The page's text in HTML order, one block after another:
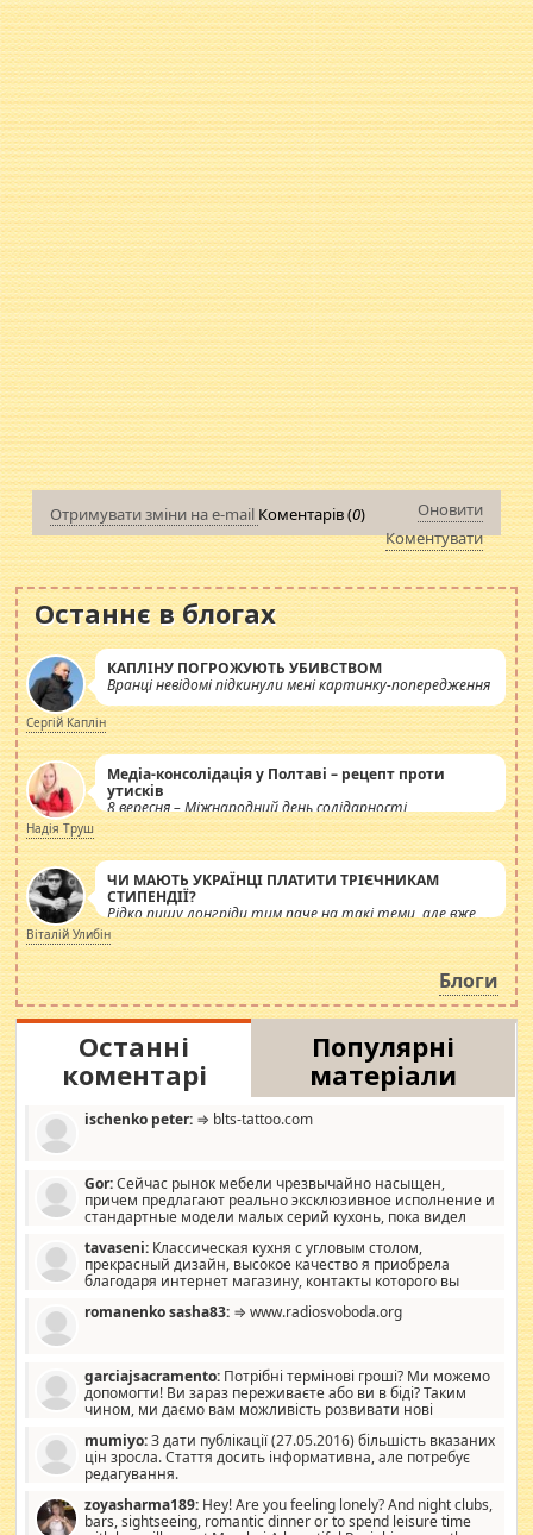
Отримувати зміни на e-mail Коментарів (0)
Оновити
Коментувати
Останнє в блогах
КАПЛІНУ ПОГРОЖУЮТЬ УБИВСТВОМ
Вранці невідомі підкинули мені картинку-попередження
Сергій Каплін
Медіа-консолідація у Полтаві – рецепт проти
утисків
8 вересня – Міжнародний день солідарності
журналістів.
Надія Труш
ЧИ МАЮТЬ УКРАЇНЦІ ПЛАТИТИ ТРІЄЧНИКАМ
СТИПЕНДІЇ?
Рідко пишу лонгріди тим паче на такі теми, але вже
просто дістало! Обурюють сьогоднішні інсенуації
навколо стипендіального питання. Штучно
роздувається ще одна соціальна катастрофа.
Віталій Улибін
Блоги
Останні
коментарі
Популярні
матеріали
ischenko peter: ⇒ blts-tattoo.com
Gor:Сейчас рынок мебели чрезвычайно насыщен,
причем предлагают реально эксклюзивное исполнение и
стандартные модели малых серий кухонь, пока видел
стандартные формы, в MebelOk, креативненько и что главное -
со вкусом все в порядке, без ненужных наворотов удорожающих
мебель, а это не последний фактор.
tavaseni: Классическая кухня с угловым столом,
прекрасный дизайн, высокое качество я приобрела
благодаря интернет магазину, контакты которого вы
romanenko sasha83: ⇒ www.radiosvoboda.org
garciajsacramento: Потрібні термінові гроші? Ми можемо
допомогти! Ви зараз переживаєте або ви в біді? Таким
чином, ми даємо вам можливість розвивати нові
допомагати людям, які намагаються дати їм шанс. Кожен
заслуговує на другий шанс, і, оскільки влада не зможе, вони
повинні приймати від інших. Для нас нема багато суми, і зрілість
витрат, а тільки узгоджених сум і нічого іншого. Не чекайте і не
коментуйте цей пост. Введіть суму, яку ви хочете подати, і ми
mumiyo:З дати публікації (27.05.2016) більшість вказаних
цін зросла. Стаття досить інформативна, але потребує
редагування.
zoyasharma189: Hey! Are you feeling lonely? And night clubs,
bars, sightseeing, romantic dinner or to spend leisure time